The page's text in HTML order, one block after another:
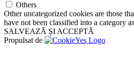
Others
Other uncategorized cookies are those
have not been classified into a category
SALVEAZĂ ȘI ACCEPTĂ
Propulsat de